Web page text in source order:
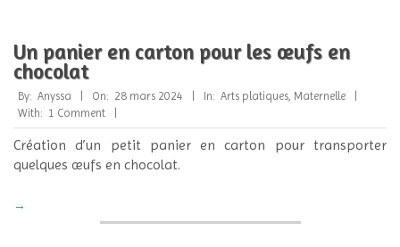
Un panier en carton pour les œufs en
chocolat
2024-
03-
28
By: Anyssa On: 28 mars 2024 In: Arts platiques Maternelle
With: 1 Comment
Création d’un petit panier en carton pour transporter
quelques œufs en chocolat.
→